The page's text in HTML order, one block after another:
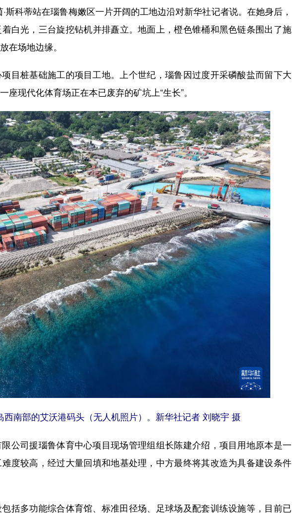
斯科蒂站在瑙鲁梅嫩区一片开阔的工地边沿对新华社记者说。在她身后，
白光，三台旋挖钻机并排矗立。地面上，橙色锥桶和黑色链条围出了施
在场地边缘。
桩基础施工的项目工地。上个世纪，瑙鲁因过度开采磷酸盐而留下大
座现代化体育场正在本已废弃的矿坑上“生长”。
南部的艾沃港码头（无人机照片）。新华社记者 刘晓宇 摄
司援瑙鲁体育中心项目现场管理组组长陈建介绍，项目用地原本是一
度较高，经过大量回填和地基处理，中方最终将其改造为具备建设条件
多功能综合体育馆、标准田径场、足球场及配套训练设施等，目前已